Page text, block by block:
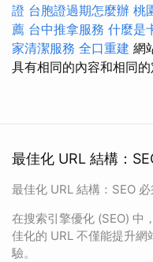
證 台胞證過期怎麼辦 桃
薦 台中推拿服務 什麼是
家清潔服務 全口重建 網
具有相同的內容和相同的
最佳化 URL 結構：
最佳化 URL 結構：SEO
在搜索引擎優化 (SEO) 中
佳化的 URL 不僅能提升
驗。